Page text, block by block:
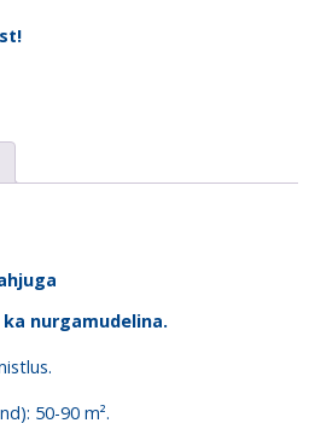
nurgamudelina.
50-90 m².